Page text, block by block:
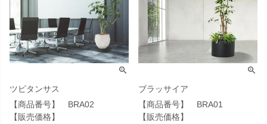
ツピタンサス
【商品番号】 BRA02
【販売価格】
ブラッサイア
【商品番号】 BRA01
【販売価格】